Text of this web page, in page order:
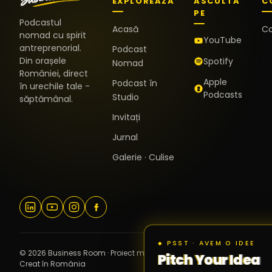
Podcastul
nomad cu spirit
antreprenorial.
Din orașele
României, direct
în urechile tale -
săptămânal.
Acasă
Podcast
Nomad
Podcast în
Studio
Invitați
Jurnal
Galerie · Culise
PE
YouTube
Spotify
Apple
Podcasts
© 2026 Business Room · Proiect marca Reveel Hub ·
Creat în România
v2.4.0
◆ PSST · AVEM O IDEE
Pitch Your Idea